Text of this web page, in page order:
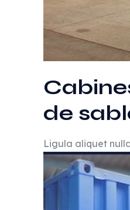
de
Ligula aliquet